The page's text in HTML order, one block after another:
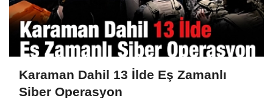
Karaman Dahil 13 İlde Eş Zamanlı
Siber Operasyon